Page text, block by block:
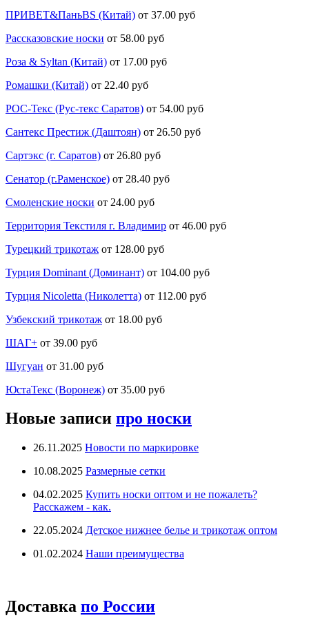
ПРИВЕТ&ПаньBS (Китай) от 37.00 руб
Рассказовские носки от 58.00 руб
Роза & Syltan (Китай) от 17.00 руб
Ромашки (Китай) от 22.40 руб
РОС-Текс (Рус-текс Саратов) от 54.00 руб
Сантекс Престиж (Даштоян) от 26.50 руб
Сартэкс (г. Саратов) от 26.80 руб
Сенатор (г.Раменское) от 28.40 руб
Смоленские носки от 24.00 руб
Территория Текстиля г. Владимир от 46.00 руб
Турецкий трикотаж от 128.00 руб
Турция Dominant (Доминант) от 104.00 руб
Турция Nicoletta (Николетта) от 112.00 руб
Узбекский трикотаж от 18.00 руб
ШАГ+ от 39.00 руб
Шугуан от 31.00 руб
ЮстаТекс (Воронеж) от 35.00 руб
Новые записи про носки
26.11.2025 Новости по маркировке
10.08.2025 Размерные сетки
04.02.2025 Купить носки оптом и не пожалеть?
Расскажем - как.
22.05.2024 Детское нижнее белье и трикотаж оптом
01.02.2024 Наши преимущества
Доставка по России